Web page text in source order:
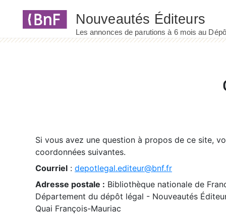
Si vous avez une question à propos de ce site,
coordonnées suivantes.
Courriel : depotlegal.editeur@bnf.fr
Adresse postale : Bibliothèque nationale de
Département du dépôt légal - Nouveautés
Quai François-Mauriac